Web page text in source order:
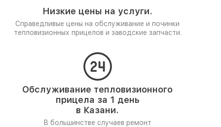
Низкие цены на услуги.
Справедливые цены на обслуживание и починки
тепловизионных прицелов и заводские запчасти.
Обслуживание тепловизионного
прицела за 1 день
в Казани.
В большинстве случаев ремонт